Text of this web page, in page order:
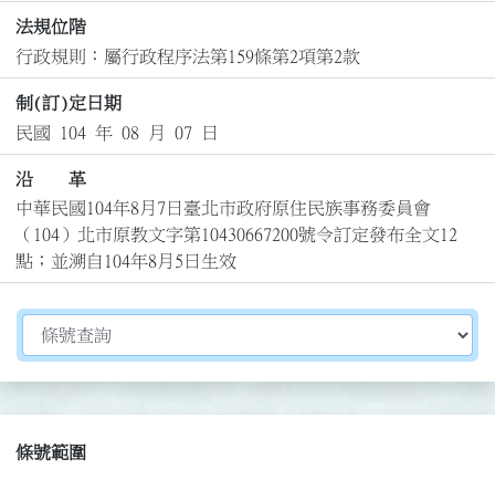
法規位階
行政規則：屬行政程序法第159條第2項第2款
制(訂)定日期
民國 104 年 08 月 07 日
沿 革
中華民國104年8月7日臺北市政府原住民族事務委員會
（104）北市原教文字第10430667200號令訂定發布全文12
點；並溯自104年8月5日生效
切換選擇法規資訊內容
條號範圍